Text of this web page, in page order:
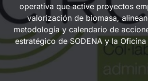
operativa que active proyectos
valorización de biomasa,
metodología y calendario de
estratégico de SODENA y la